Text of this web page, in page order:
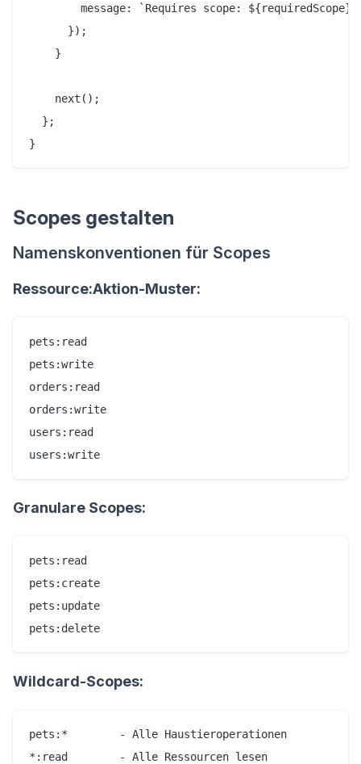
        message: `Requires scope: ${requiredScope}`
      });
    }
    next();
  };
Scopes gestalten
Namenskonventionen für Scopes
Ressource:Aktion-Muster:
pets:read
pets:write
orders:read
orders:write
users:read
Granulare Scopes:
pets:read
pets:create
pets:update
Wildcard-Scopes:
pets:*        - Alle Haustieroperationen
*:read        - Alle Ressourcen lesen